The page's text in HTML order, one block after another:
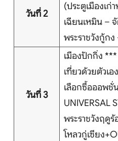
ติดต่อเรา
วันที่ 2
(ประตูเมืองเ
เฉียนเหมิน –
พระราชวังกู้ก
วันที่ 3
เมืองปักกิ่ง ***
เที่ยวด้วยตัวเ
เลือกซื้อออพชั่
UNIVERSAL
พระราชวังฤดู
โหลวกู่เซียง